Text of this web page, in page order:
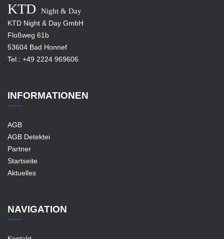
KTD
Night & Day
KTD Night & Day GmbH
Floßweg 61b
53604 Bad Honnef
Tel.: +49 2224 969606
INFORMATIONEN
AGB
AGB Detektei
Partner
Startseite
Aktuelles
NAVIGATION